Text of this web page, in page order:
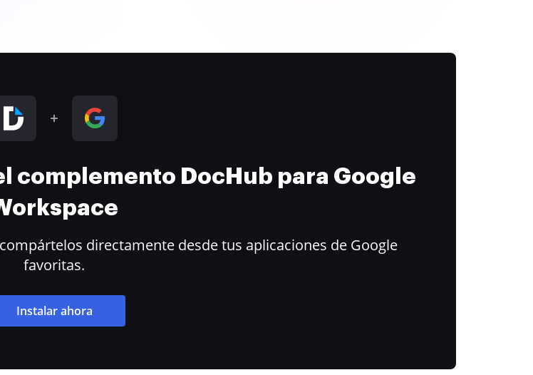
complemento DocHub para Google
directamente desde tus aplicaciones de Google
favoritas.
Instalar ahora